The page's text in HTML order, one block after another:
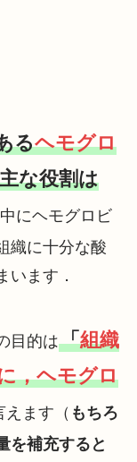
るヘモグロ
な役割は
にヘモグロビ
織に十分な酸
います．
目的は「組織
，ヘモグロ
えます（ もちろ
を補充すると